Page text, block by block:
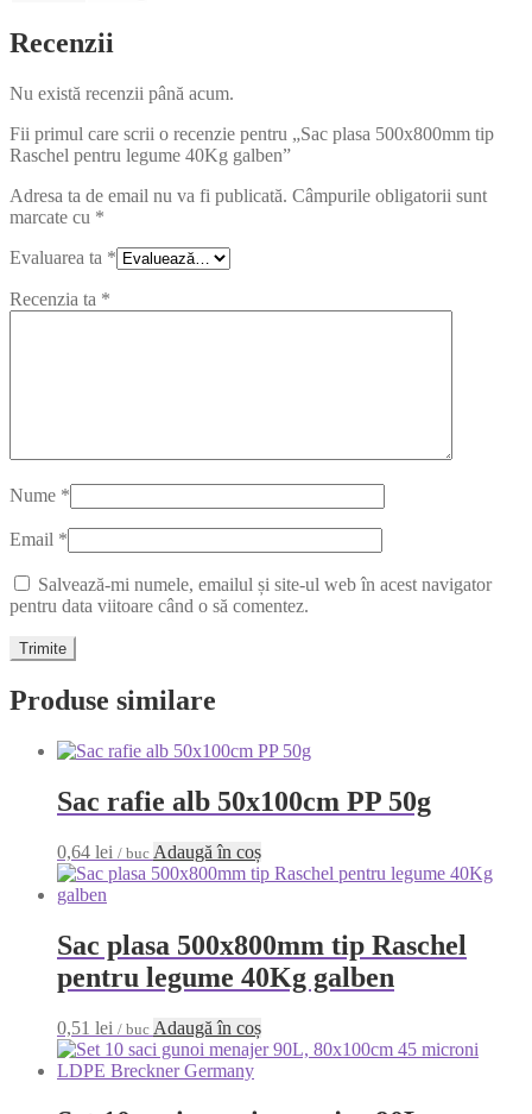
Recenzii
Nu există recenzii până acum.
Fii primul care scrii o recenzie pentru „Sac plasa 500x800mm tip
Raschel pentru legume 40Kg galben”
Adresa ta de email nu va fi publicată. Câmpurile obligatorii sunt
marcate cu *
Evaluarea ta *
Recenzia ta *
Nume *
Email *
Salvează-mi numele, emailul și site-ul web în acest navigator
pentru data viitoare când o să comentez.
Produse similare
Sac rafie alb 50x100cm PP 50g
0,64 lei / buc Adaugă în coș
Sac plasa 500x800mm tip Raschel
pentru legume 40Kg galben
0,51 lei / buc Adaugă în coș